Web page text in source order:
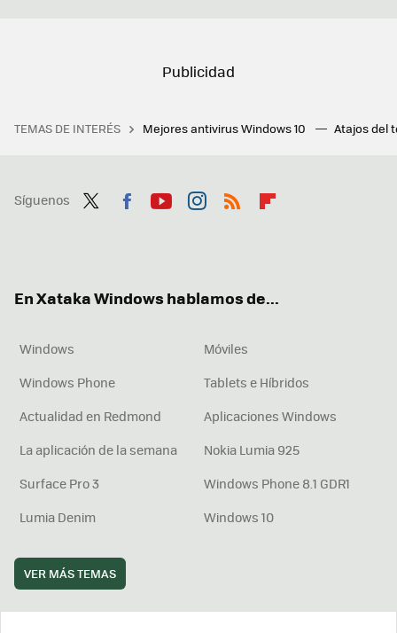
TEMAS DE INTERÉS Mejores antivirus Windows 10 Atajos del
Síguenos
En Xataka Windows hablamos de...
Windows
Móviles
Windows Phone
Tablets e Híbridos
Actualidad en Redmond
Aplicaciones Windows
La aplicación de la semana
Nokia Lumia 925
Surface Pro 3
Windows Phone 8.1 GDR1
Lumia Denim
Windows 10
VER MÁS TEMAS